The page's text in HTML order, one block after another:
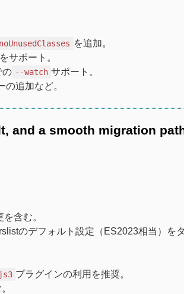
noUnusedClasses を追加。
サポート。
の --watch サポート。
の追加など。
and a smooth migration
含む。
のデフォルト設定（ES2023相当）を
プラグインの利用を推奨。